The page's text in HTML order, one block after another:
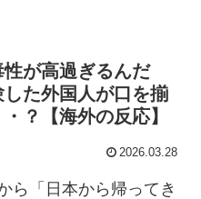
が高過ぎるんだ
た外国人が口を揃
？【海外の反応】
2026.03.28
ら「日本から帰ってき